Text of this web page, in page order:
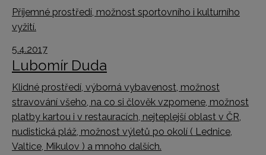
Příjemné prostředí, možnost sportovního i kulturního
vyžití.
5.4.2017
Lubomír Duda
Klidné prostředí, výborná vybavenost, možnost
stravování všeho, na co si člověk vzpomene, možnost
platby kartou i v restauracích, nejteplejší oblast v ČR,
nudistická pláž, možnost výletů po okolí ( Lednice,
Valtice, Mikulov ) a mnoho dalších.